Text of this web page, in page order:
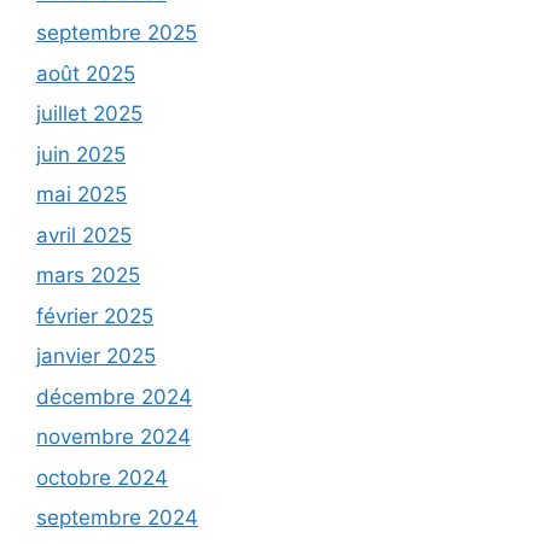
septembre 2025
août 2025
juillet 2025
juin 2025
mai 2025
avril 2025
mars 2025
février 2025
janvier 2025
décembre 2024
novembre 2024
octobre 2024
septembre 2024